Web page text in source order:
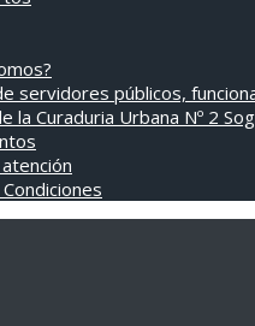
servidores públicos,
la Curaduria Urbana Nº 2